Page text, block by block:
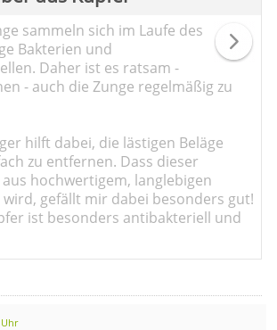
sammeln sich im Laufe des
Bakterien und
Daher ist es ratsam -
- auch die Zunge regelmäßig zu
hilft dabei, die lästigen Beläge
zu entfernen. Dass dieser
hochwertigem, langlebigen
gefällt mir dabei besonders gut!
ist besonders antibakteriell und